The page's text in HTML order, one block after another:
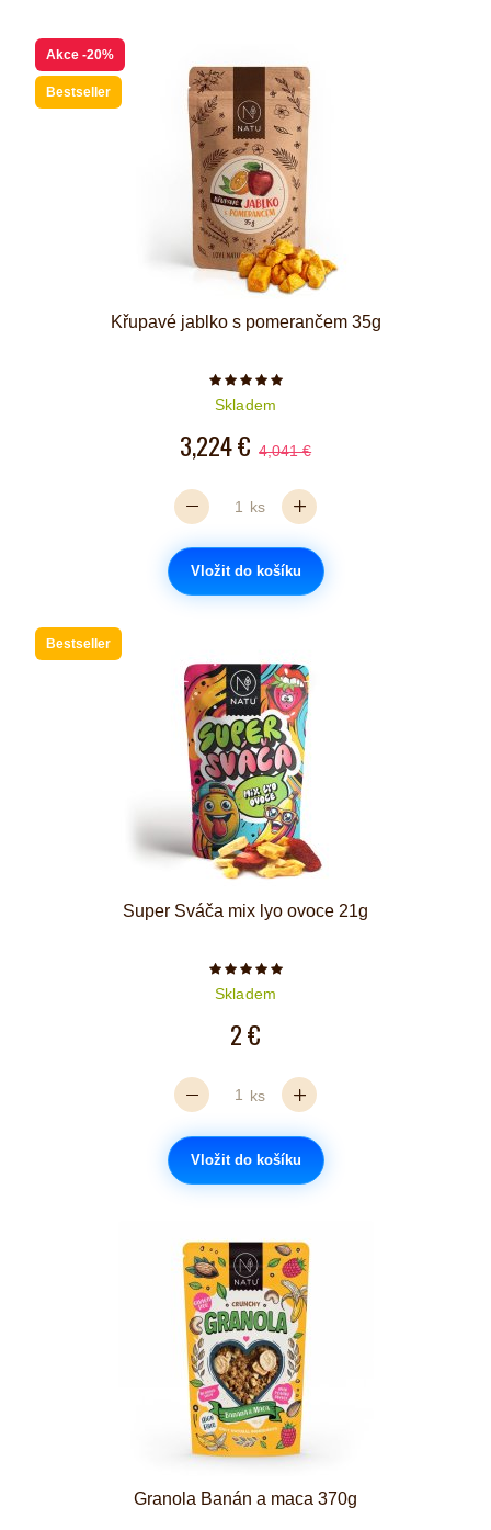
Akce -20%
Bestseller
Křupavé jablko s pomerančem 35g
Počet hvězdiček je 5 z 5
Skladem
3,224 € 4,041 €
ks
Vložit do košíku
Bestseller
Super Sváča mix lyo ovoce 21g
Počet hvězdiček je 5 z 5
Skladem
2 €
ks
Vložit do košíku
Granola Banán a maca 370g